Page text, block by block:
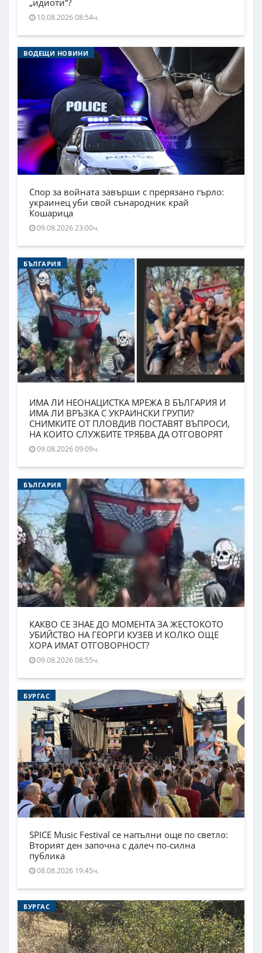
„идиоти“?
10.08.2026 08:54ч.
ВОДЕЩИ НОВИНИ
Спор за войната завърши с прерязано гърло:
украинец уби свой сънародник край
Кошарица
09.08.2026 23:00ч.
БЪЛГАРИЯ
ИМА ЛИ НЕОНАЦИСТКА МРЕЖА В БЪЛГАРИЯ И
ИМА ЛИ ВРЪЗКА С УКРАИНСКИ ГРУПИ?
СНИМКИТЕ ОТ ПЛОВДИВ ПОСТАВЯТ ВЪПРОСИ,
НА КОИТО СЛУЖБИТЕ ТРЯБВА ДА ОТГОВОРЯТ
09.08.2026 09:09ч.
БЪЛГАРИЯ
КАКВО СЕ ЗНАЕ ДО МОМЕНТА ЗА ЖЕСТОКОТО
УБИЙСТВО НА ГЕОРГИ КУЗЕВ И КОЛКО ОЩЕ
ХОРА ИМАТ ОТГОВОРНОСТ?
09.08.2026 08:55ч.
БУРГАС
SPICE Music Festival се напълни още по светло:
Вторият ден започна с далеч по-силна
публика
08.08.2026 19:45ч.
БУРГАС